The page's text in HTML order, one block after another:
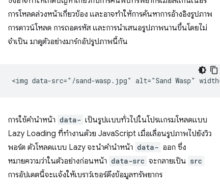
การโหลดล่วงหน้าเกี่ยวข้อง และอาจทำให้การค้นหาการอ้างอิงรูปภาพ
การดาวน์โหลด การถอดรหัส และการนำเสนอรูปภาพนานขึ้นโดยไม่
จำเป็น มาดูตัวอย่างมาร์กอัปรูปภาพนี้กัน
การใช้คำนำหน้า data- เป็นรูปแบบทั่วไปในโปรแกรมโหลดแบบ
Lazy Loading ที่ทำงานด้วย JavaScript เมื่อเลื่อนรูปภาพไปยังวิว
พอร์ต ตัวโหลดแบบ Lazy จะนำคำนำหน้า data- ออก ซึ่ง
หมายความว่าในตัวอย่างก่อนหน้า data-src จะกลายเป็น src
การอัปเดตนี้จะแจ้งให้เบราว์เซอร์ดึงข้อมูลทรัพยากร